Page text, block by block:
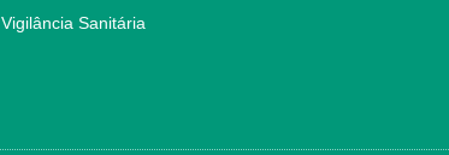
Vigilância Sanitária